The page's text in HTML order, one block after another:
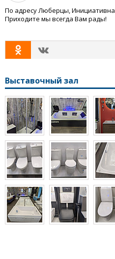
По адресу Люберцы,
Приходите мы всегда Вам рады!
Выставочный зал